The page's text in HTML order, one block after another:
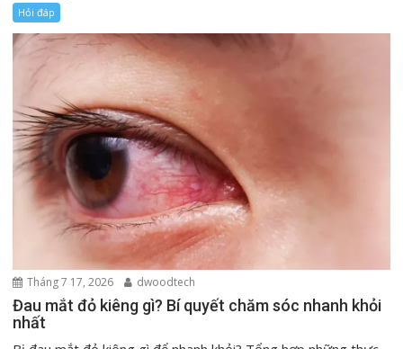
Hỏi đáp
Tháng 7 17, 2026 dwoodtech
Đau mắt đỏ kiêng gì? Bí quyết chăm sóc nhanh khỏi
nhất